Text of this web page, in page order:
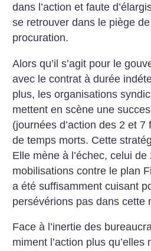
dans l’action et faute
se retrouver dans le piège
procuration.
Alors qu’il s’agit pour le
avec le contrat à durée
plus, les organisations
mettent en scène une
(journées d’action des 2 et
de temps morts. Cette
Elle mène à l’échec, celui
mobilisations contre le plan
a été suffisamment cuisant
persévérions pas dans cette
Face à l’inertie des
miment l’action plus qu’elles